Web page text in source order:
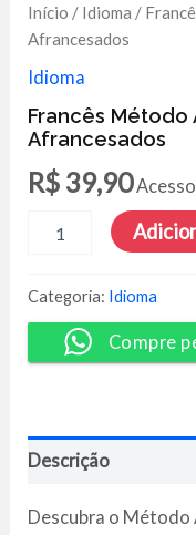
Início / Idioma /
Afrancesados
Idioma
Francês Método
Afrancesados
R$ 39,90
Método
3.0
-
Afrancesados
quantidade
Categoria: Idioma
Compre
Descrição
Descubra o Método